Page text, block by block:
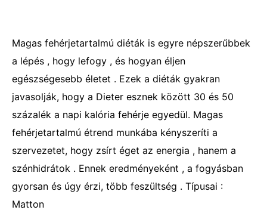
Magas fehérjetartalmú diéták is egyre népszerűbbek
a lépés , hogy lefogy , és hogyan éljen
egészségesebb életet . Ezek a diéták gyakran
javasolják, hogy a Dieter esznek között 30 és 50
százalék a napi kalória fehérje egyedül. Magas
fehérjetartalmú étrend munkába kényszeríti a
szervezetet, hogy zsírt éget az energia , hanem a
szénhidrátok . Ennek eredményeként , a fogyásban
gyorsan és úgy érzi, több feszültség . Típusai :
Matton